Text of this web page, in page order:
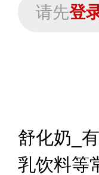
请先登
舒化奶_
乳饮料等